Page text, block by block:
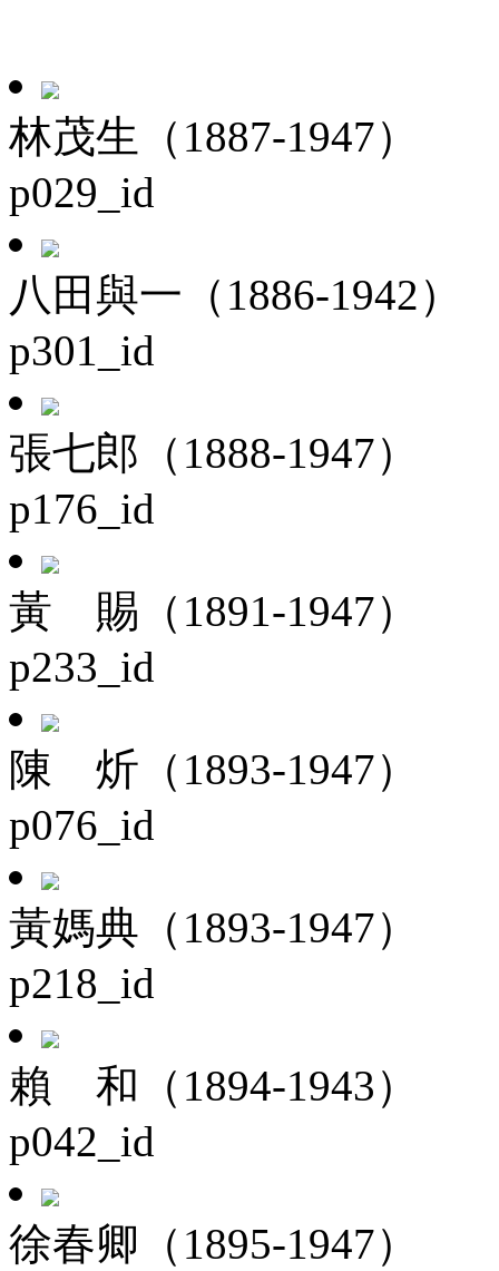
林茂生（1887-1947）
p029_id
八田與一（1886-1942）
p301_id
張七郎（1888-1947）
p176_id
黃 賜（1891-1947）
p233_id
陳 炘（1893-1947）
p076_id
黃媽典（1893-1947）
p218_id
賴 和（1894-1943）
p042_id
徐春卿（1895-1947）